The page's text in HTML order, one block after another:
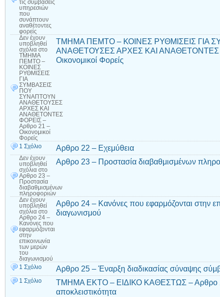
τις συμβάσεις
υπηρεσιών
που
συνάπτουν
αναθέτοντες
φορείς
Δεν έχουν
υποβληθεί
σχόλια στο
ΤΜΗΜΑ
ΠΕΜΤΟ –
ΚΟΙΝΕΣ
ΡΥΘΜΙΣΕΙΣ
ΓΙΑ
ΣΥΜΒΑΣΕΙΣ
ΠΟΥ
ΣΥΝΑΠΤΟΥΝ
ΑΝΑΘΕΤΟΥΣΕΣ
ΑΡΧΕΣ ΚΑΙ
ΑΝΑΘΕΤΟΝΤΕΣ
ΦΟΡΕΙΣ –
Αρθρο 21 –
Οικονομικοί
Φορείς
ΤΜΗΜΑ ΠΕΜΤΟ – ΚΟΙΝΕΣ ΡΥΘΜΙΣΕΙΣ ΓΙΑ
ΑΝΑΘΕΤΟΥΣΕΣ ΑΡΧΕΣ ΚΑΙ ΑΝΑΘΕΤΟΝΤΕΣ
Οικονομικοί Φορείς
1 Σχόλιο Αρθρο 22 – Εχεμύθεια
Δεν έχουν
υποβληθεί
σχόλια στο
Αρθρο 23 –
Προστασία
διαβαθμισμένων
πληροφοριών
Αρθρο 23 – Προστασία διαβαθμισμένων
Δεν έχουν
υποβληθεί
σχόλια στο
Αρθρο 24 –
Κανόνες που
εφαρμόζονται
στην
επικοινωνία
των μερών
του
διαγωνισμού
Αρθρο 24 – Κανόνες που εφαρμόζονται στην
διαγωνισμού
1 Σχόλιο Αρθρο 25 – Έναρξη διαδικασίας σύναψης
1 Σχόλιο
ΤΜΗΜΑ ΕΚΤΟ – ΕΙΔΙΚΟ ΚΑΘΕΣΤΩΣ – Αρθρο 26
αποκλειστικότητα